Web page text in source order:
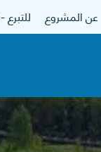
عن المشروع للتبرع - donate